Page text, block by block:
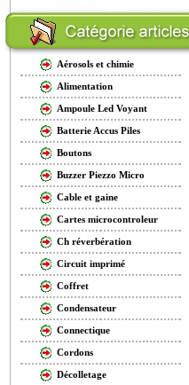
Aérosols et chimie
Alimentation
Ampoule Led Voyant
Batterie Accus Piles
Boutons
Buzzer Piezzo Micro
Cable et gaine
Cartes microcontroleur
Ch réverbération
Circuit imprimé
Coffret
Condensateur
Connectique
Cordons
Décolletage